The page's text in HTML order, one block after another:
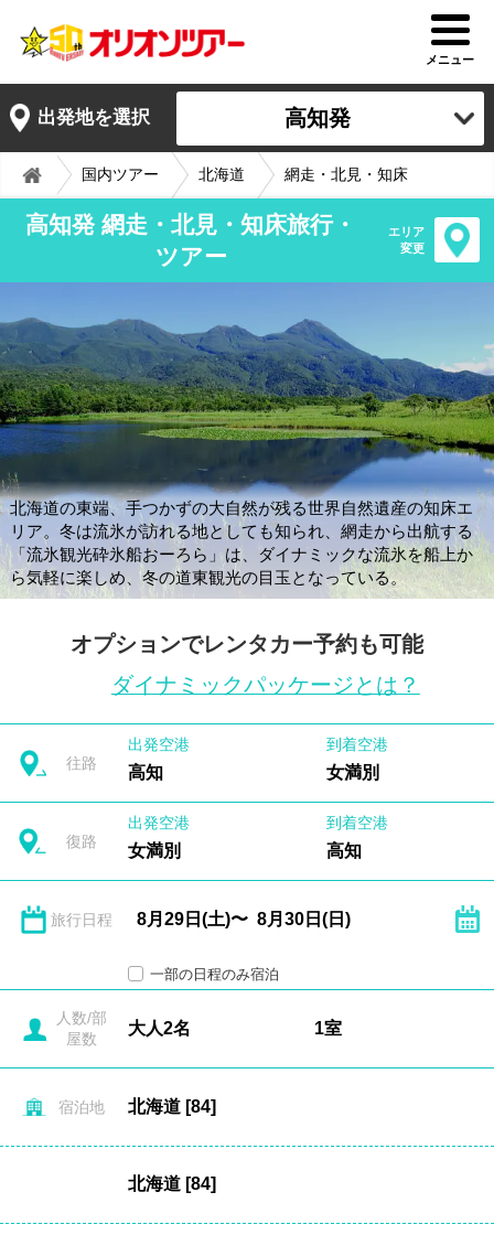
メニュー
出発地を選択 高知発
国内ツアー 北海道 網走・北見・知床
高知発 網走・北見・知床旅行・
ツアー
エリア
変更
北海道の東端、手つかずの大自然が残る世界自然遺産の知床エ
リア。冬は流氷が訪れる地としても知られ、網走から出航する
「流氷観光砕氷船おーろら」は、ダイナミックな流氷を船上か
ら気軽に楽しめ、冬の道東観光の目玉となっている。
オプションでレンタカー予約も可能
ダイナミックパッケージとは？
往路
出発空港
高知
到着空港
女満別
復路
出発空港
女満別
到着空港
高知
旅行日程
一部の日程のみ宿泊
人数/部
屋数
宿泊地